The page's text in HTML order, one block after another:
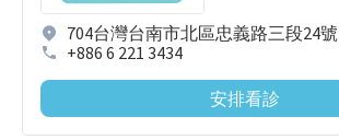
704台灣台南市北區忠義路三段24號
+886 6 221 3434
安排看診